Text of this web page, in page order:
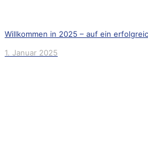
Willkommen in 2025 – auf ein
1. Januar 2025